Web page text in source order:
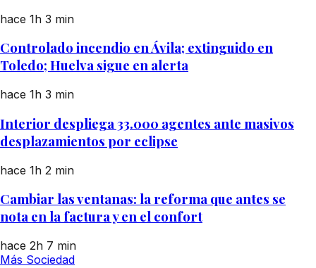
hace 1h 3 min
Controlado incendio en Ávila; extinguido en
Toledo; Huelva sigue en alerta
hace 1h 3 min
Interior despliega 33.000 agentes ante masivos
desplazamientos por eclipse
hace 1h 2 min
Cambiar las ventanas: la reforma que antes se
nota en la factura y en el confort
hace 2h 7 min
Más Sociedad